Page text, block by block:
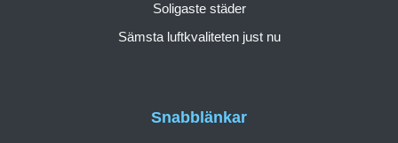
Snabblänkar
Soligaste städer
Sämsta luftkvaliteten just nu